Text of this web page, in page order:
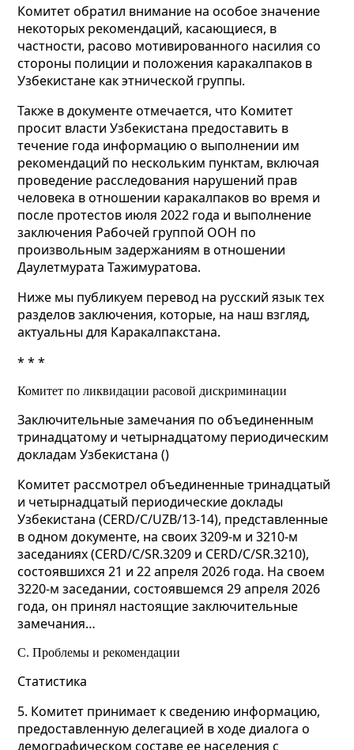
Комитет обратил внимание на особое значение
некоторых рекомендаций, касающиеся, в
частности, расово мотивированного насилия со
стороны полиции и положения каракалпаков в
Узбекистане как этнической группы.
Также в документе отмечается, что Комитет
просит власти Узбекистана предоставить в
течение года информацию о выполнении им
рекомендаций по нескольким пунктам, включая
проведение расследования нарушений прав
человека в отношении каракалпаков во время и
после протестов июля 2022 года и выполнение
заключения Рабочей группой ООН по
произвольным задержаниям в отношении
Даулетмурата Тажимуратова.
Ниже мы публикуем перевод на русский язык тех
разделов заключения, которые, на наш взгляд,
актуальны для Каракалпакстана.
* * *
Комитет по ликвидации расовой дискриминации
Заключительные замечания по объединенным
тринадцатому и четырнадцатому периодическим
докладам Узбекистана ()
Комитет рассмотрел объединенные тринадцатый
и четырнадцатый периодические доклады
Узбекистана (CERD/C/UZB/13-14), представленные
в одном документе, на своих 3209-м и 3210-м
заседаниях (CERD/C/SR.3209 и CERD/C/SR.3210),
состоявшихся 21 и 22 апреля 2026 года. На своем
3220-м заседании, состоявшемся 29 апреля 2026
года, он принял настоящие заключительные
замечания…
C. Проблемы и рекомендации
Статистика
5. Комитет принимает к сведению информацию,
предоставленную делегацией в ходе диалога о
демографическом составе ее населения с